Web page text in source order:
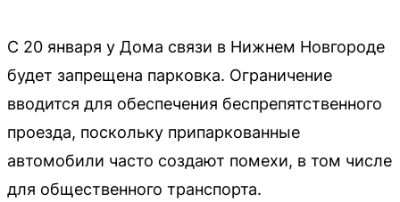
С 20 января у Дома связи в Нижнем Новгороде
будет запрещена парковка. Ограничение
вводится для обеспечения беспрепятственного
проезда, поскольку припаркованные
автомобили часто создают помехи, в том числе
для общественного транспорта.